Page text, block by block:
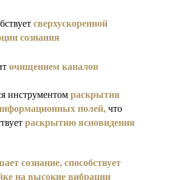
сознание, способствует
на высокие вибрации
сверхускоренной
сознания
очищением каналов
инструментомраскрытия
полей,что
раскрытию ясновидения